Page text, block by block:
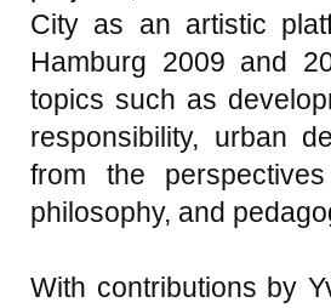
City as an artistic
Hamburg 2009 and
topics such as
responsibility, urban
from the
philosophy, and
With contributions by